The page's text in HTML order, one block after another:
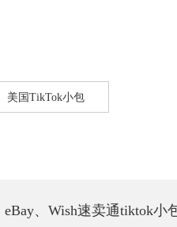
美国TikTok小包
eBay、Wish速卖通tiktok小